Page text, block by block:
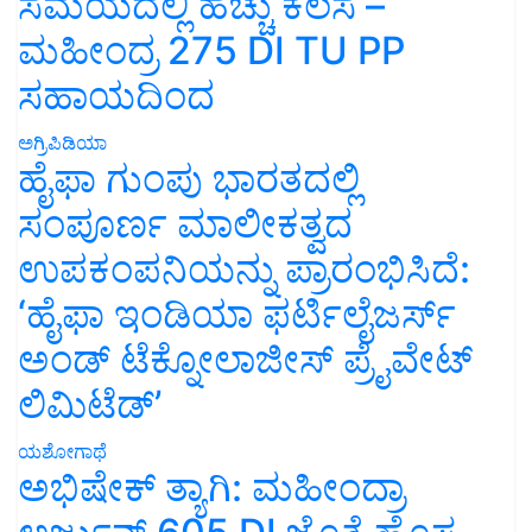
ಮಹೀಂದ್ರ 275 DI TU PP
ಸಹಾಯದಿಂದ
ಅಗ್ರಿಪಿಡಿಯಾ
ಹೈಫಾ ಗುಂಪು ಭಾರತದಲ್ಲಿ
ಸಂಪೂರ್ಣ ಮಾಲೀಕತ್ವದ
ಉಪಕಂಪನಿಯನ್ನು ಪ್ರಾರಂಭಿಸಿದೆ:
‘ಹೈಫಾ ಇಂಡಿಯಾ ಫರ್ಟಿಲೈಜರ್ಸ್
ಅಂಡ್ ಟೆಕ್ನೋಲಾಜೀಸ್ ಪ್ರೈವೇಟ್
ಲಿಮಿಟೆಡ್’
ಯಶೋಗಾಥೆ
ಅಭಿಷೇಕ್ ತ್ಯಾಗಿ: ಮಹೀಂದ್ರಾ